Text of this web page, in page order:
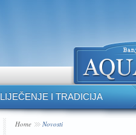
LIJEČENJE I TRADICIJA
Home Novosti